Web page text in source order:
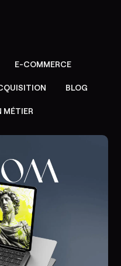
E-COMMERCE
BLOG
MÉTIER